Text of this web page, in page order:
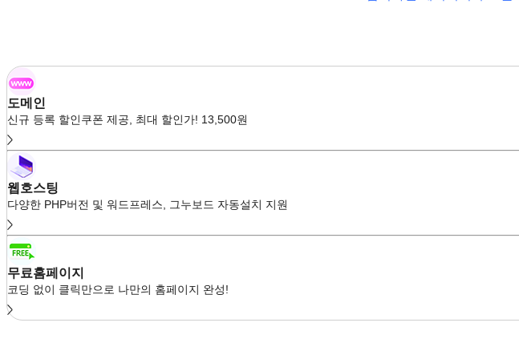
도메인
신규 등록 할인쿠폰 제공, 최대 할인가! 13,500원
웹호스팅
다양한 PHP버전 및 워드프레스, 그누보드 자동설치 지원
무료홈페이지
코딩 없이 클릭만으로 나만의 홈페이지 완성!